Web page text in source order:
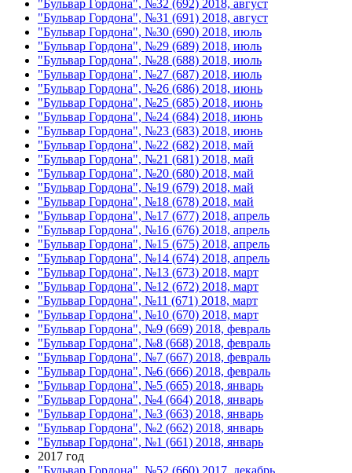
"Бульвар Гордона", №32 (692) 2018, август
"Бульвар Гордона", №31 (691) 2018, август
"Бульвар Гордона", №30 (690) 2018, июль
"Бульвар Гордона", №29 (689) 2018, июль
"Бульвар Гордона", №28 (688) 2018, июль
"Бульвар Гордона", №27 (687) 2018, июль
"Бульвар Гордона", №26 (686) 2018, июнь
"Бульвар Гордона", №25 (685) 2018, июнь
"Бульвар Гордона", №24 (684) 2018, июнь
"Бульвар Гордона", №23 (683) 2018, июнь
"Бульвар Гордона", №22 (682) 2018, май
"Бульвар Гордона", №21 (681) 2018, май
"Бульвар Гордона", №20 (680) 2018, май
"Бульвар Гордона", №19 (679) 2018, май
"Бульвар Гордона", №18 (678) 2018, май
"Бульвар Гордона", №17 (677) 2018, апрель
"Бульвар Гордона", №16 (676) 2018, апрель
"Бульвар Гордона", №15 (675) 2018, апрель
"Бульвар Гордона", №14 (674) 2018, апрель
"Бульвар Гордона", №13 (673) 2018, март
"Бульвар Гордона", №12 (672) 2018, март
"Бульвар Гордона", №11 (671) 2018, март
"Бульвар Гордона", №10 (670) 2018, март
"Бульвар Гордона", №9 (669) 2018, февраль
"Бульвар Гордона", №8 (668) 2018, февраль
"Бульвар Гордона", №7 (667) 2018, февраль
"Бульвар Гордона", №6 (666) 2018, февраль
"Бульвар Гордона", №5 (665) 2018, январь
"Бульвар Гордона", №4 (664) 2018, январь
"Бульвар Гордона", №3 (663) 2018, январь
"Бульвар Гордона", №2 (662) 2018, январь
"Бульвар Гордона", №1 (661) 2018, январь
2017 год
"Бульвар Гордона", №52 (660) 2017, декабрь